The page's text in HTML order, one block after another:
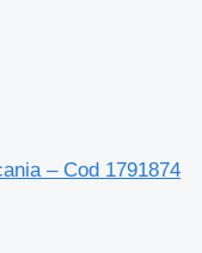
– Cod 1791874